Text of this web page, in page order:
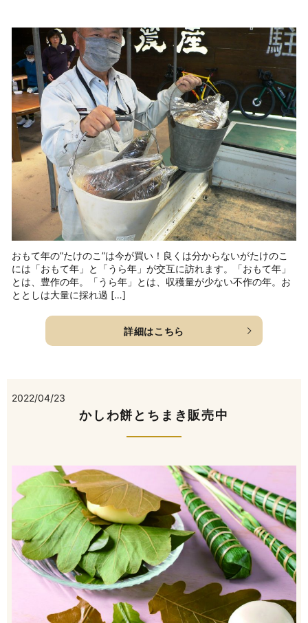
おもて年の”たけのこ”は今が買い！良くは分からないがたけのこ
には「おもて年」と「うら年」が交互に訪れます。「おもて年」
とは、豊作の年。「うら年」とは、収穫量が少ない不作の年。お
ととしは大量に採れ過 […]
詳細はこちら
2022/04/23
かしわ餅とちまき販売中